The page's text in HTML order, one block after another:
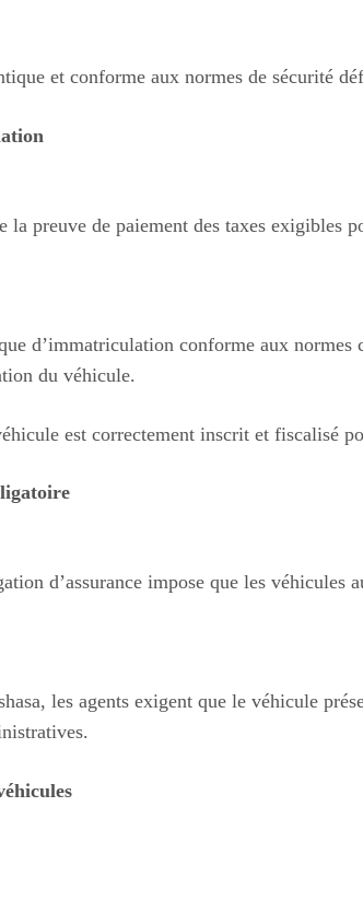
et conforme aux normes de sécurité
la preuve de paiement des taxes
d’immatriculation conforme aux
du véhicule.
est correctement inscrit et fiscalisé
d’assurance impose que les véhicules
les agents exigent que le véhicule